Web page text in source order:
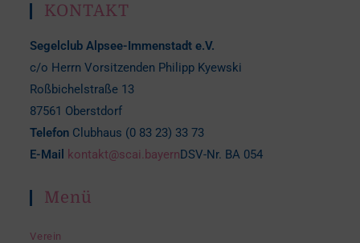
KONTAKT
Segelclub Alpsee-Immenstadt e.V.
c/o Herrn Vorsitzenden Philipp Kyewski
Roßbichelstraße 13
87561 Oberstdorf
Telefon Clubhaus (0 83 23) 33 73
E-Mail
kontakt@scai.bayernDSV-Nr. BA 054
Menü
Verein